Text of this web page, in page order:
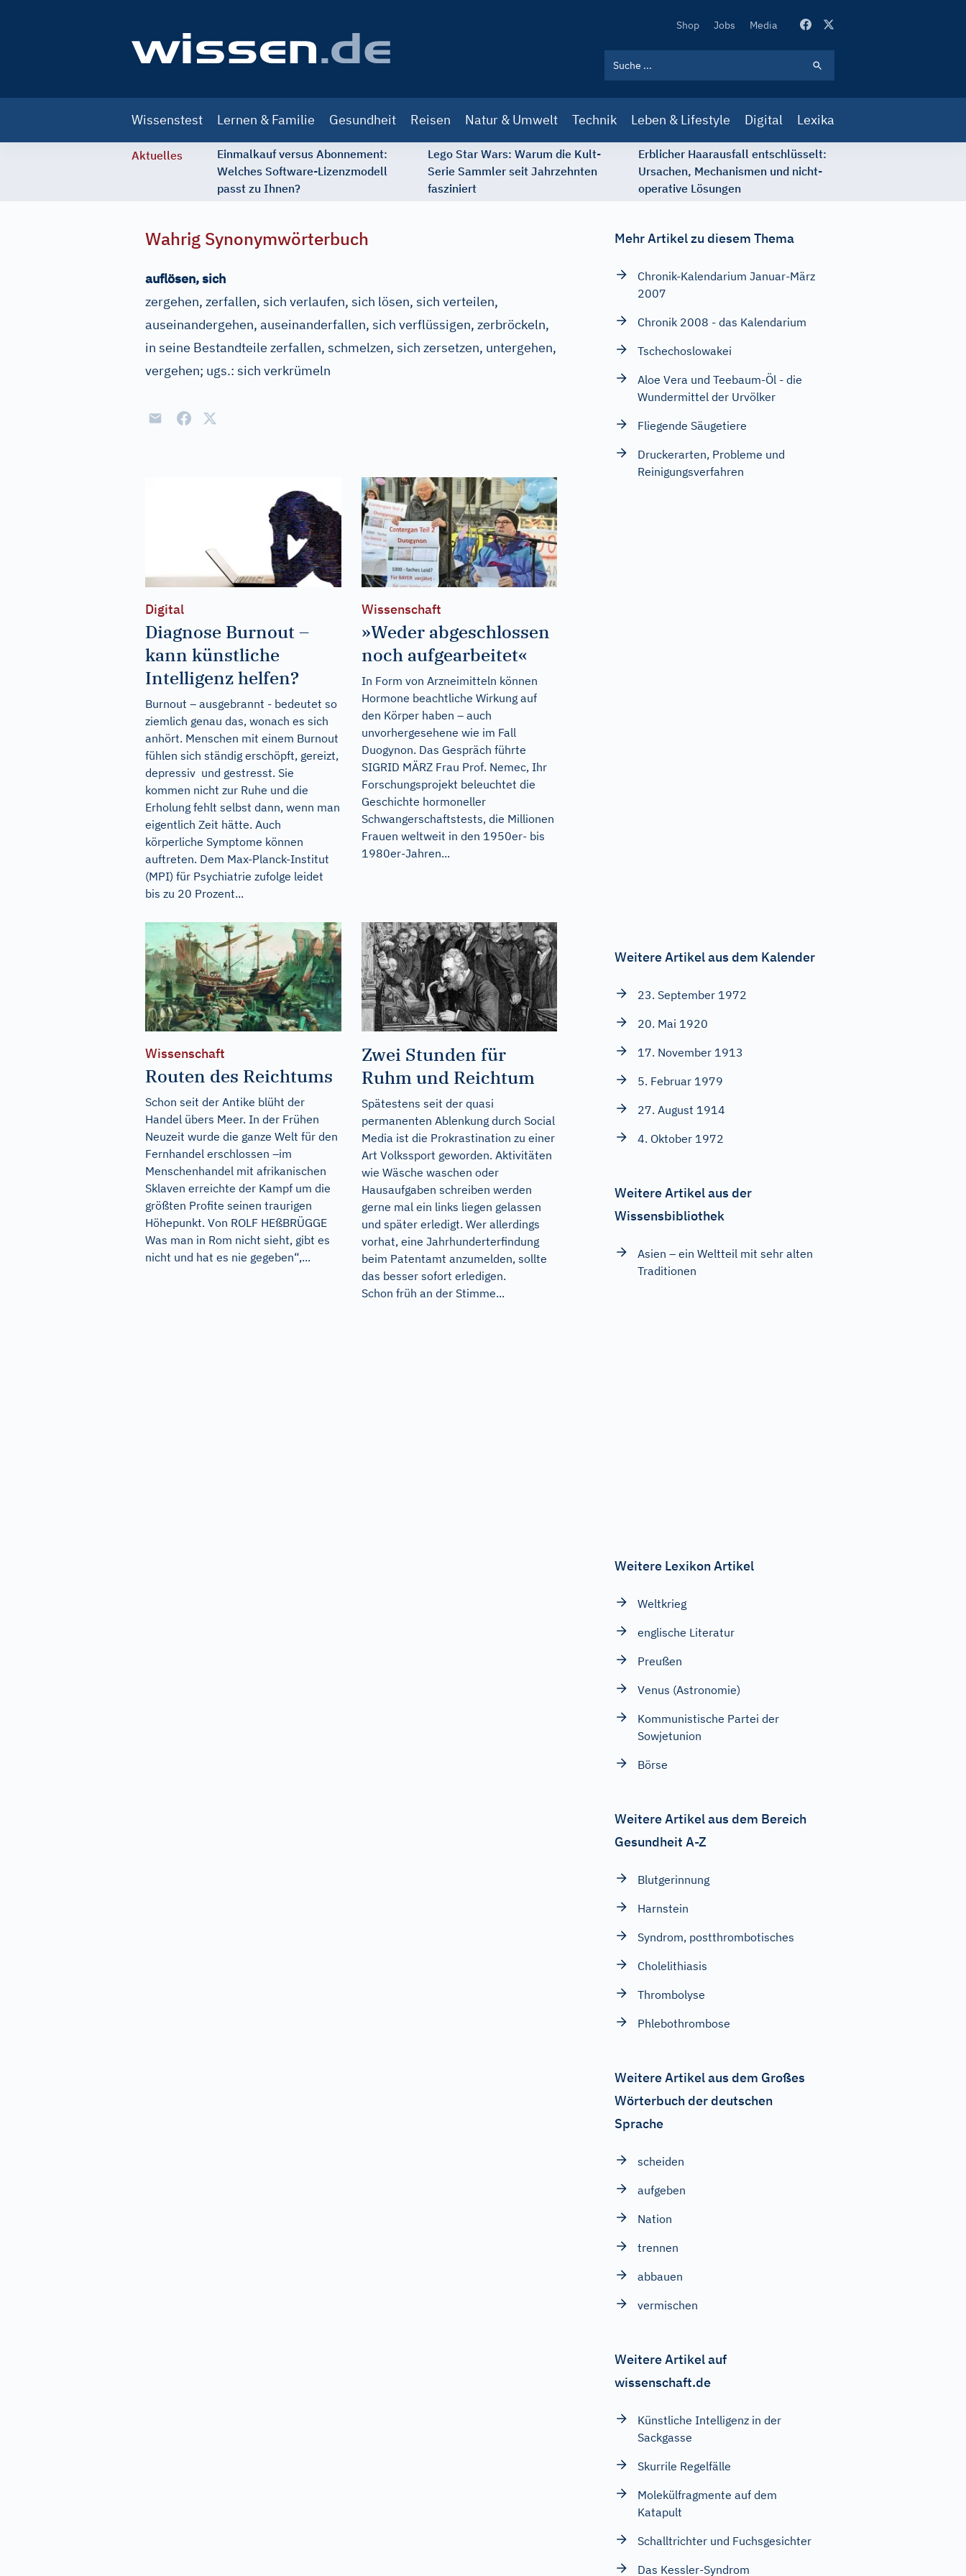
Secondary
Shop Jobs Media
navigation
Wissenstest Lernen & Familie Gesundheit Reisen Natur & Umwelt Technik Leben & Lifestyle Digital Lexika
Aktuelles
Einmalkauf versus Abonnement:
Welches Software-Lizenzmodell
passt zu Ihnen?
Lego Star Wars: Warum die Kult-
Serie Sammler seit Jahrzehnten
fasziniert
Erblicher Haarausfall entschlüsselt:
Ursachen, Mechanismen und nicht-
operative Lösungen
Wahrig Synonymwörterbuch
auflösen, sich
zergehen, zerfallen, sich verlaufen, sich lösen, sich verteilen,
auseinandergehen, auseinanderfallen, sich verflüssigen, zerbröckeln,
in seine Bestandteile zerfallen, schmelzen, sich zersetzen, untergehen,
vergehen; ugs.: sich verkrümeln
Digital
Diagnose Burnout –
kann künstliche
Intelligenz helfen?
Burnout – ausgebrannt - bedeutet so
ziemlich genau das, wonach es sich
anhört. Menschen mit einem Burnout
fühlen sich ständig erschöpft, gereizt,
depressiv und gestresst. Sie
kommen nicht zur Ruhe und die
Erholung fehlt selbst dann, wenn man
eigentlich Zeit hätte. Auch
körperliche Symptome können
auftreten. Dem Max-Planck-Institut
(MPI) für Psychiatrie zufolge leidet
bis zu 20 Prozent...
Wissenschaft
»Weder abgeschlossen
noch aufgearbeitet«
In Form von Arzneimitteln können
Hormone beachtliche Wirkung auf
den Körper haben – auch
unvorhergesehene wie im Fall
Duogynon. Das Gespräch führte
SIGRID MÄRZ Frau Prof. Nemec, Ihr
Forschungsprojekt beleuchtet die
Geschichte hormoneller
Schwangerschaftstests, die Millionen
Frauen weltweit in den 1950er- bis
1980er-Jahren...
Wissenschaft
Routen des Reichtums
Schon seit der Antike blüht der
Handel übers Meer. In der Frühen
Neuzeit wurde die ganze Welt für den
Fernhandel erschlossen –im
Menschenhandel mit afrikanischen
Sklaven erreichte der Kampf um die
größten Profite seinen traurigen
Höhepunkt. Von ROLF HEßBRÜGGE
Was man in Rom nicht sieht, gibt es
nicht und hat es nie gegeben“,...
Zwei Stunden für
Ruhm und Reichtum
Spätestens seit der quasi
permanenten Ablenkung durch Social
Media ist die Prokrastination zu einer
Art Volkssport geworden. Aktivitäten
wie Wäsche waschen oder
Hausaufgaben schreiben werden
gerne mal ein links liegen gelassen
und später erledigt. Wer allerdings
vorhat, eine Jahrhunderterfindung
beim Patentamt anzumelden, sollte
das besser sofort erledigen.
Schon früh an der Stimme...
Mehr Artikel zu diesem Thema
Chronik-Kalendarium Januar-März
2007
Chronik 2008 - das Kalendarium
Tschechoslowakei
Aloe Vera und Teebaum-Öl - die
Wundermittel der Urvölker
Fliegende Säugetiere
Druckerarten, Probleme und
Reinigungsverfahren
Weitere Artikel aus dem Kalender
23. September 1972
20. Mai 1920
17. November 1913
5. Februar 1979
27. August 1914
4. Oktober 1972
Weitere Artikel aus der
Wissensbibliothek
Asien – ein Weltteil mit sehr alten
Traditionen
Weitere Lexikon Artikel
Weltkrieg
englische Literatur
Preußen
Venus (Astronomie)
Kommunistische Partei der
Sowjetunion
Börse
Weitere Artikel aus dem Bereich
Gesundheit A-Z
Blutgerinnung
Harnstein
Syndrom, postthrombotisches
Cholelithiasis
Thrombolyse
Phlebothrombose
Weitere Artikel aus dem Großes
Wörterbuch der deutschen
Sprache
scheiden
aufgeben
Nation
trennen
abbauen
vermischen
Weitere Artikel auf
wissenschaft.de
Künstliche Intelligenz in der
Sackgasse
Skurrile Regelfälle
Molekülfragmente auf dem
Katapult
Schalltrichter und Fuchsgesichter
Das Kessler-Syndrom